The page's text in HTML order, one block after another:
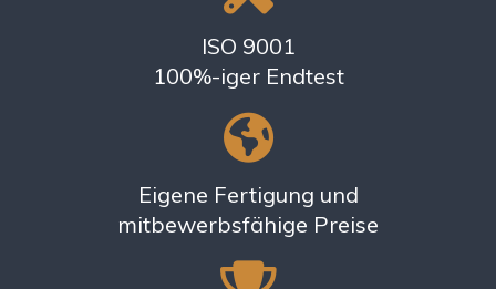
ISO 9001
100%-iger Endtest
Eigene Fertigung und
mitbewerbsfähige Preise